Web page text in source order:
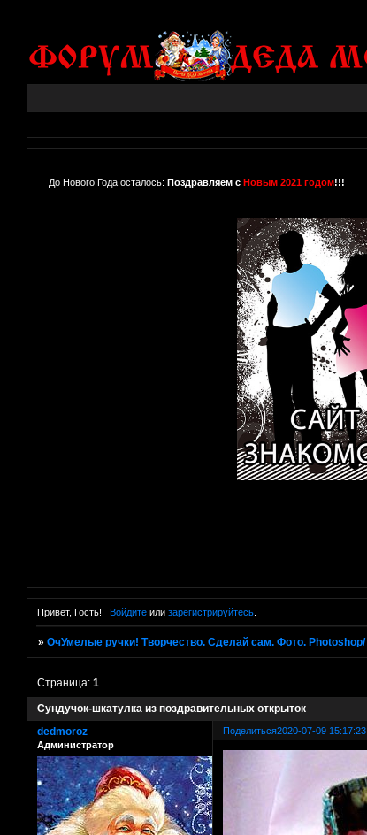
До Нового Года осталось: Поздравляем с Новым 2021 годом!!!
Привет, Гость! Войдитеили зарегистрируйтесь.
»ОчУмелые ручки! Творчество. Сделай сам. Фото. Photoshop/
Сундучок-шкатулка из поздравительных открыток
Страница:1
Поделиться2020-07-09 15:17:23
dedmoroz
Администратор